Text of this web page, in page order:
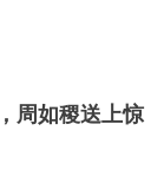
周如稷送上惊